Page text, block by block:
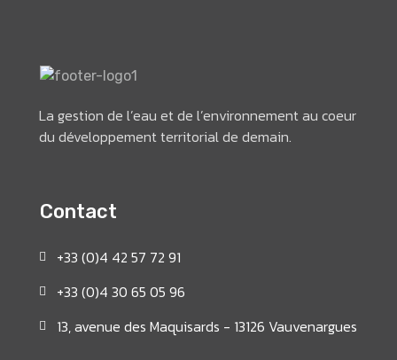
La gestion de l’eau et de l’environnement au coeur
du développement territorial de demain.
Contact
+33 (0)4 42 57 72 91
+33 (0)4 30 65 05 96
13, avenue des Maquisards - 13126 Vauvenargues